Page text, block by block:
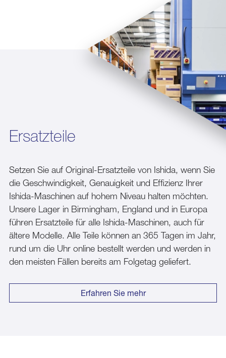
Ersatzteile
Setzen Sie auf Original-Ersatzteile von Ishida, wenn Sie
die Geschwindigkeit, Genauigkeit und Effizienz Ihrer
Ishida-Maschinen auf hohem Niveau halten möchten.
Unsere Lager in Birmingham, England und in Europa
führen Ersatzteile für alle Ishida-Maschinen, auch für
ältere Modelle. Alle Teile können an 365 Tagen im Jahr,
rund um die Uhr online bestellt werden und werden in
den meisten Fällen bereits am Folgetag geliefert.
Erfahren Sie mehr